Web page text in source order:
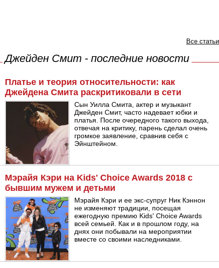
Все статьи
Джейден Смит - последние новости
Платье и теория относительности: как
Джейдена Смита раскритиковали в сети
Сын Уилла Смита, актер и музыкант
Джейден Смит, часто надевает юбки и
платья. После очередного такого выхода,
отвечая на критику, парень сделал очень
громкое заявление, сравнив себя с
Эйнштейном.
Мэрайя Кэри на Kids' Choice Awards 2018 с
бывшим мужем и детьми
Мэрайя Кэри и ее экс-супруг Ник Кэннон
не изменяют традиции, посещая
ежегодную премию Kids' Choice Awards
всей семьей. Как и в прошлом году, на
днях они побывали на мероприятии
вместе со своими наследниками.